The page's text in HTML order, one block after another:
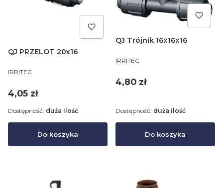
QJ PRZELOT 20x16
PRODUCENT
IRRITEC
Cena
4,05 zł
Do koszyka
Dostępność: duża ilość
QJ Trójnik 16x16x16
PRODUCENT
IRRITEC
Cena
4,80 zł
Do koszyka
Dostępność: duża ilość